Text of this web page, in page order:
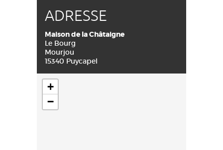
ADRESSE
Maison de la Châtaigne
Le Bourg
Mourjou
15340 Puycapel
+
−